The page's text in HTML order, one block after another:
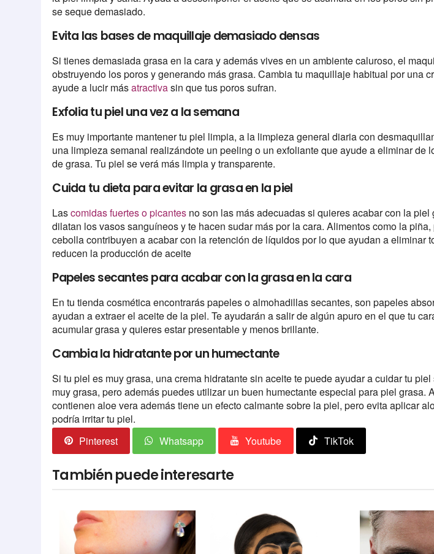
se seque demasiado.
Evita las bases de maquillaje demasiado densas
Si tienes demasiada grasa en la cara y además vives en un ambiente caluroso, el
obstruyendo los poros y generando más grasa. Cambia tu maquillaje habitual por una
ayude a lucir másatractivasin que tus poros sufran.
Exfolia tu piel una vez a la semana
Es muy importante mantener tu piel limpia, a la limpieza general diaria con
una limpieza semanal realizándote un peeling o un exfoliante que ayude a eliminar de
de grasa. Tu piel se verá más limpia y transparente.
Cuida tu dieta para evitar la grasa en la piel
Lascomidas fuertes o picantes no son las más adecuadas si quieres acabar con la piel
dilatan los vasos sanguíneos y te hacen sudar más por la cara. Alimentos como la
cebolla contribuyen a acabar con la retención de líquidos por lo que ayudan a eliminar
reducen la producción de aceite
Papeles secantes para acabar con la grasa en la cara
En tu tienda cosmética encontrarás papeles o almohadillas secantes, son papeles
ayudan a extraer el aceite de la piel. Te ayudarán a salir de algún apuro en el que tu
acumular grasa y quieres estar presentable y menos brillante.
Cambia la hidratante por un humectante
Si tu piel es muy grasa, una crema hidratante sin aceite te puede ayudar a cuidar tu
muy grasa, pero además puedes utilizar un buen humectante especial para piel grasa.
contienen aloe vera además tiene un efecto calmante sobre la piel, pero evita aplicar
podría irritar tu piel.
Pinterest
Whatsapp Youtube TikTok
También puede interesarte